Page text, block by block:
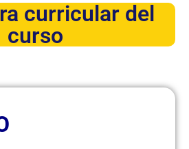
curricular del
curso